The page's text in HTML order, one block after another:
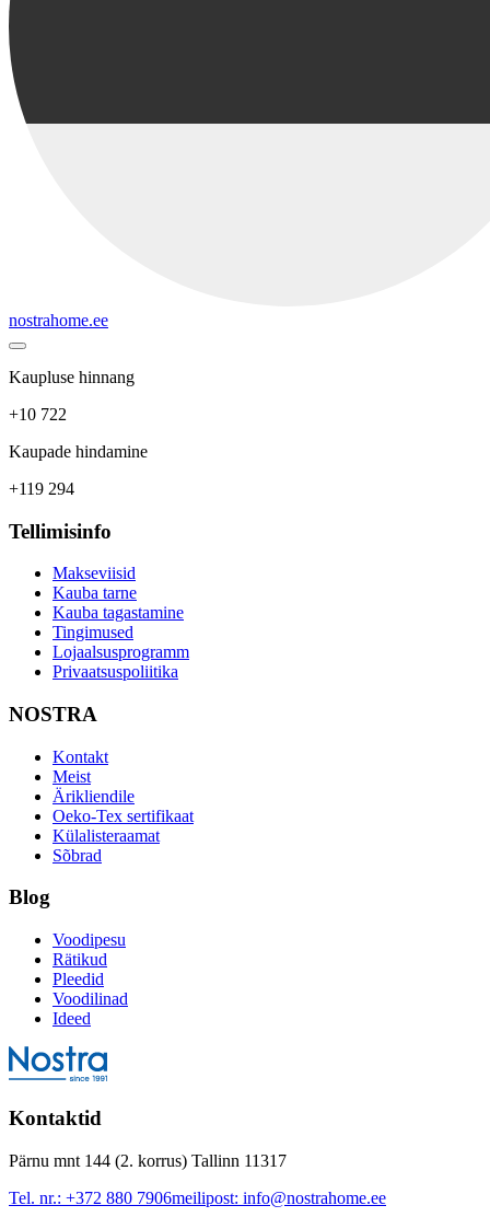
nostrahome.ee
Kaupluse hinnang
+10 722
Kaupade hindamine
+119 294
Tellimisinfo
Makseviisid
Kauba tarne
Kauba tagastamine
Tingimused
Lojaalsusprogramm
Privaatsuspoliitika
NOSTRA
Kontakt
Meist
Ärikliendile
Oeko-Tex sertifikaat
Külalisteraamat
Sõbrad
Blog
Voodipesu
Rätikud
Pleedid
Voodilinad
Ideed
Kontaktid
Pärnu mnt 144 (2. korrus) Tallinn 11317
Tel. nr.: +372 880 7906meilipost: info@nostrahome.ee